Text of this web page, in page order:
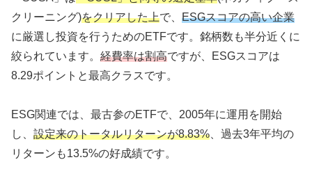
クリーニング)をクリアした上で、 ESGスコアの高い企業
に厳選し投資を行うためのETFです。銘柄数も半分近くに
絞られています。 経費率は割高ですが、ESGスコアは
8.29ポイントと最高クラスです。
ESG関連では、最古参のETFで、2005年に運用を開始
し、 設定来のトータルリターンが8.83% 、過去3年平均の
リターンも13.5%の好成績です。